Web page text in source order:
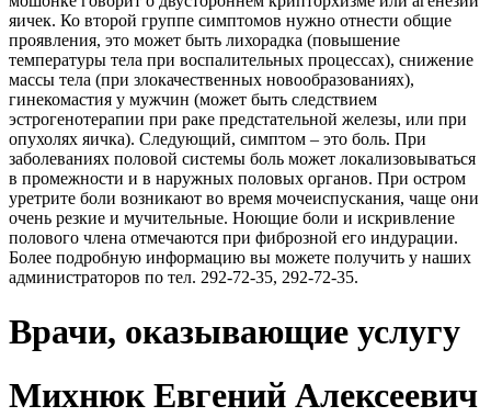
яичек. Ко второй группе симптомов нужно отнести общие
проявления, это может быть лихорадка (повышение
температуры тела при воспалительных процессах), снижение
массы тела (при злокачественных новообразованиях),
гинекомастия у мужчин (может быть следствием
эстрогенотерапии при раке предстательной железы, или при
опухолях яичка). Следующий, симптом – это боль. При
заболеваниях половой системы боль может локализовываться
в промежности и в наружных половых органов. При остром
уретрите боли возникают во время мочеиспускания, чаще они
очень резкие и мучительные. Ноющие боли и искривление
полового члена отмечаются при фиброзной его индурации.
Более подробную информацию вы можете получить у наших
администраторов по тел. 292-72-35, 292-72-35.
Врачи, оказывающие услугу
Михнюк Евгений Алексеевич